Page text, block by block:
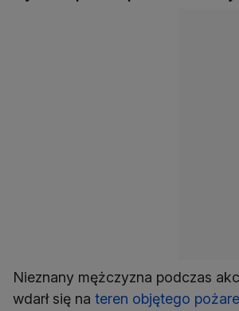
Nieznany mężczyzna podczas
wdarł się na teren objętego